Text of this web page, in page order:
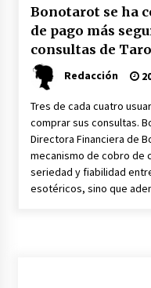
Bonotarot se ha
de pago más
consultas de
Redacción
Tres de cada cuatro
comprar sus consultas.
Directora Financiera de
mecanismo de cobro de
seriedad y fiabilidad
esotéricos, sino que